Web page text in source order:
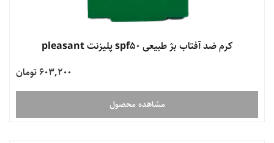
کرم ضد آفتاب بژ طبیعی spf50 پلیزنت pleasant
603,200 تومان
مشاهده محصول